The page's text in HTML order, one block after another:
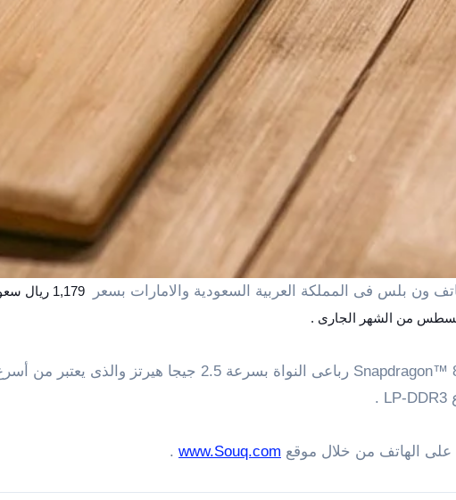
ون بلس فى المملكة العربية السعودية والامارات بسعر
2.5
LP-DDR3
.
الهاتف من خلال موقع www.Souq.com
.